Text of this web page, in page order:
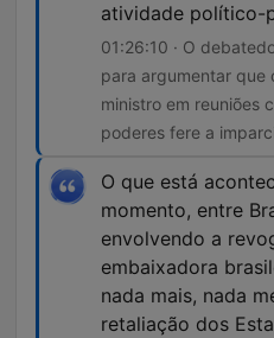
atividade político-
01:26:10 · O
para argumentar que
ministro em reuniões
poderes fere a
O que está
momento, entre
envolvendo a
embaixadora
nada mais, nada
retaliação dos